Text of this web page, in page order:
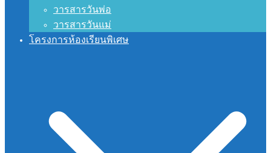
วารสารวันพ่อ
วารสารวันแม่
โครงการห้องเรียนพิเศษ